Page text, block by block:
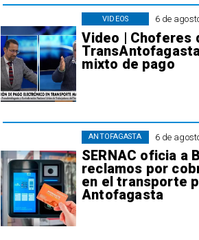
6 de
Video | Choferes
mixto de pago
VIDEOS
6 de
SERNAC oficia a
reclamos por
en el transporte
Antofagasta
ANTOFAGASTA